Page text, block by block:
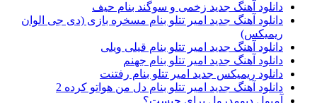
دانلود آهنگ جدید زخمی و سوگند بنام حیف
دانلود آهنگ جدید امیر تتلو بنام مسخره بازی (دی جی الوان
ریمیکس)
دانلود آهنگ جدید امیر تتلو بنام قیلی ویلی
دانلود آهنگ جدید امیر تتلو بنام جهنم
دانلود ریمیکس جدید امیر تتلو بنام رفتنت
دانلود آهنگ جدید امیر تتلو بنام دل من هواتو کرده 2
آمپول دپومدرول برای چیست؟